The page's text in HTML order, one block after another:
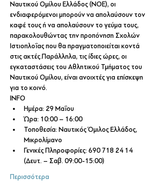
Ναυτικού Ομίλου Ελλάδος (ΝΟΕ), οι
ενδιαφερόμενοι μπορούν να απολαύσουν τον
καφέ τους ή να απολαύσουν το γεύμα τους,
παρακολουθώντας την προπόνηση Σχολών
Ιστιοπλοΐας που θα πραγματοποιείται κοντά
στις ακτές.Παράλληλα, τις ίδιες ώρες, οι
εγκαταστάσεις του Αθλητικού Τμήματος του
Ναυτικού Ομίλου, είναι ανοιχτές για επίσκεψη
για το κοινό.
INFO
Ημέρα: 29 Μαΐου
Ώρα: 10:00 – 16:00
Τοποθεσία: Ναυτικός Όμιλος Ελλάδος,
Μικρολίμανο
Γενικές Πληροφορίες: 690 718 24 14
(Δευτ. – Σαβ. 09:00-15:00)
Περισσότερα